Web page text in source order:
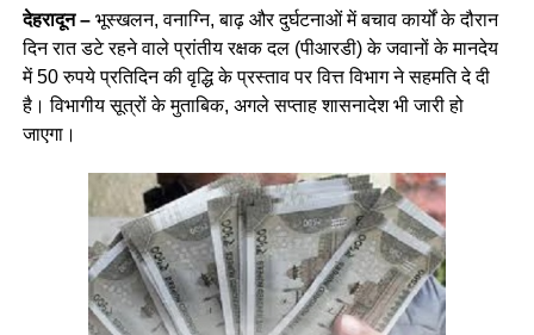
देहरादून –भूस्खलन, वनाग्नि, बाढ़ और दुर्घटनाओं में बचाव कार्यों के दौरान
दिन रात डटे रहने वाले प्रांतीय रक्षक दल (पीआरडी) के जवानों के मानदेय
में 50 रुपये प्रतिदिन की वृद्धि के प्रस्ताव पर वित्त विभाग ने सहमति दे दी
है। विभागीय सूत्रों के मुताबिक, अगले सप्ताह शासनादेश भी जारी हो
जाएगा।